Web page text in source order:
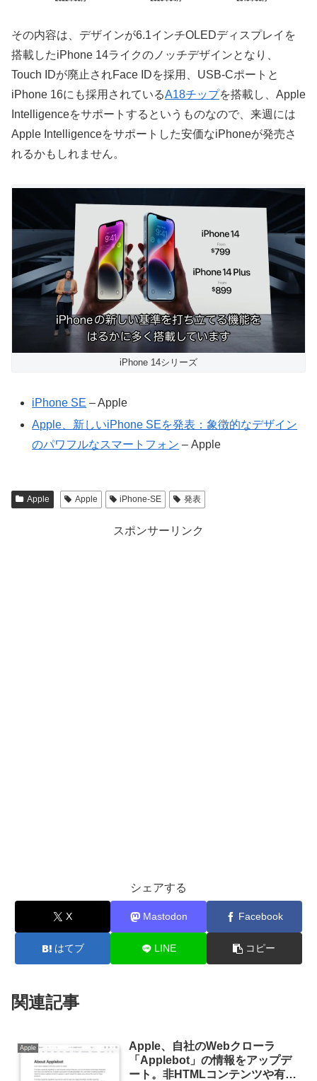
その内容は、デザインが6.1インチOLEDディスプレイを
搭載したiPhone 14ライクのノッチデザインとなり、
Touch IDが廃止されFace IDを採用、USB-Cポートと
iPhone 16にも採用されているA18チップを搭載し、Apple
Intelligenceをサポートするというものなので、来週には
Apple Intelligenceをサポートした安価なiPhoneが発売さ
れるかもしれません。
iPhone 14シリーズ
iPhone SE – Apple
Apple、新しいiPhone SEを発表：象徴的なデザイン
のパワフルなスマートフォン – Apple
Apple Apple iPhone-SE 発表
スポンサーリンク
シェアする
X Mastodon Facebook
はてブ LINE コピー
関連記事
Apple
Apple、自社のWebクローラ
「Applebot」の情報をアップデ
ート。非HTMLコンテンツや有料